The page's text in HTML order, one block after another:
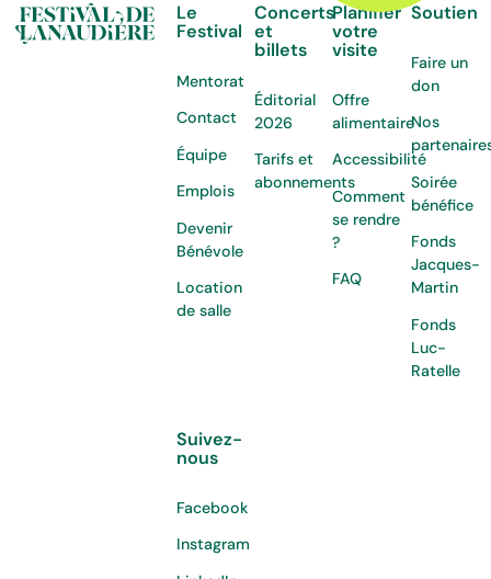
Le
Festival
Mentorat
Contact
Équipe
Emplois
Devenir
Bénévole
Location
de salle
Concerts
et
billets
Éditorial
2026
Tarifs et
abonnements
Planifier
votre
visite
Offre
alimentaire
Accessibilité
Comment
se rendre
?
FAQ
Soutien
Faire un
don
Nos
Soirée
bénéfice
Fonds
Jacques-
Martin
Fonds
Luc-
Ratelle
Suivez-
nous
Facebook
Instagram